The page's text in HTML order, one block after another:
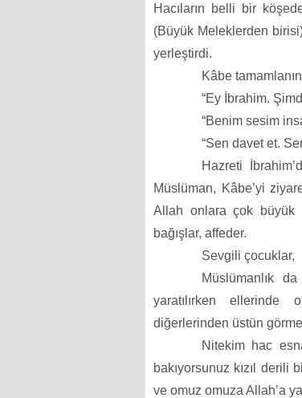
Hacıların belli bir
(Büyük Meleklerden
yerleştirdi.
Kâbe
“Ey İbrahim.
“Benim sesim
“Sen davet et.
Hazreti
Müslüman, Kâbe’yi
Allah onlara çok büyük
bağışlar, affeder.
Sevgili çocuklar,
Müslümanlık
yaratılırken ellerinde
diğerlerinden üstün
Nitekim hac
bakıyorsunuz kızıl
ve omuz omuza Allah’a